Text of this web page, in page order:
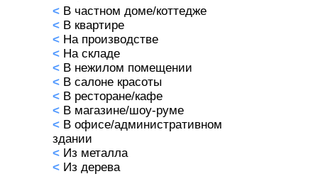
< В частном доме/коттедже
< В квартире
< На производстве
< На складе
< В нежилом помещении
< В салоне красоты
< В ресторане/кафе
< В магазине/шоу-руме
< В офисе/административном
здании
< Из металла
< Из дерева